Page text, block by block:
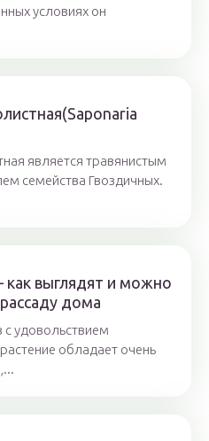
условиях он
является травянистым
семейства Гвоздичных.
выглядят и можно
дома
удовольствием
обладает очень